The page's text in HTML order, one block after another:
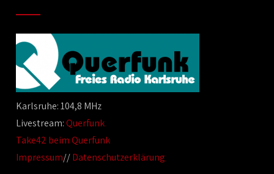
Karlsruhe: 104,8 MHz
Livestream:Querfunk
Take42 beim Querfunk
Impressum//Datenschutzerklärung